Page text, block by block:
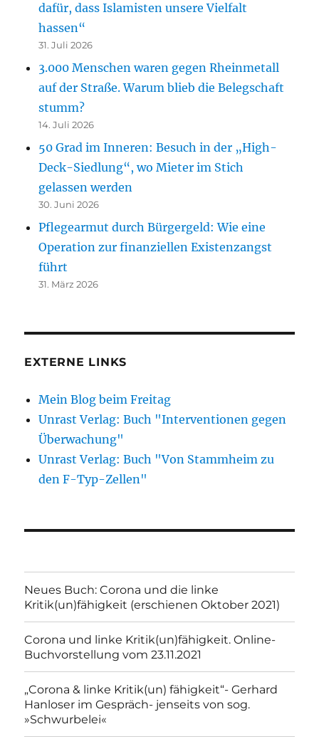
dafür, dass Islamisten unsere Vielfalt
hassen“
31. Juli 2026
3.000 Menschen waren gegen Rheinmetall
auf der Straße. Warum blieb die Belegschaft
stumm?
14. Juli 2026
50 Grad im Inneren: Besuch in der „High-
Deck-Siedlung“, wo Mieter im Stich
gelassen werden
30. Juni 2026
Pflegearmut durch Bürgergeld: Wie eine
Operation zur finanziellen Existenzangst
führt
31. März 2026
EXTERNE LINKS
Mein Blog beim Freitag
Unrast Verlag: Buch "Interventionen gegen
Überwachung"
Unrast Verlag: Buch "Von Stammheim zu
den F-Typ-Zellen"
Neues Buch: Corona und die linke
Kritik(un)fähigkeit (erschienen Oktober 2021)
Corona und linke Kritik(un)fähigkeit. Online-
Buchvorstellung vom 23.11.2021
„Corona & linke Kritik(un) fähigkeit“- Gerhard
Hanloser im Gespräch- jenseits von sog.
»Schwurbelei«